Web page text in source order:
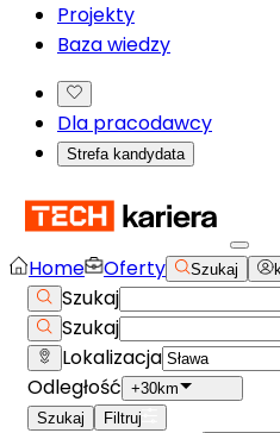
Projekty
Baza wiedzy
Dla pracodawcy
Strefa kandydata
Home Oferty Szukaj
Szukaj
Szukaj
Lokalizacja
Odległość +30km
Szukaj
Filtruj